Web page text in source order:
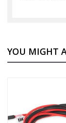
YOU MIGHT